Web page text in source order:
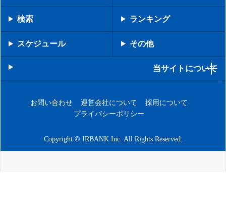
検索 ランキング
スケジュール その他
当サイトについて
お問い合わせ 運営会社について
採用について
プライバシーポリシー
Copyright © IRBANK Inc. All Rights Reserved.